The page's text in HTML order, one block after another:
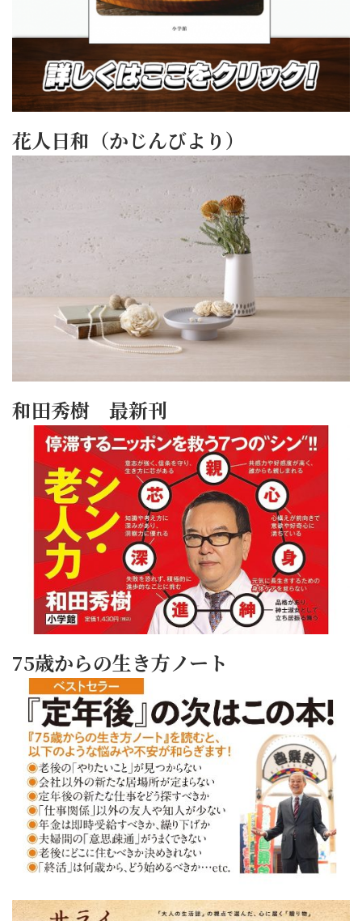
花人日和（かじんびより）
和田秀樹 最新刊
75歳からの生き方ノート